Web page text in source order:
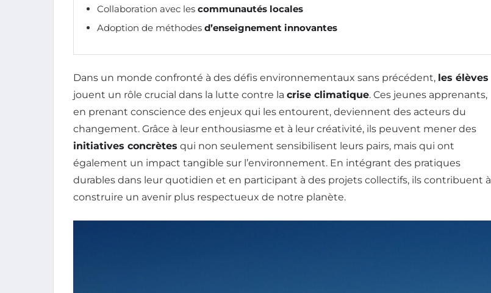
Collaboration avec les communautés locales
Adoption de méthodes d’enseignement innovantes
Dans un monde confronté à des défis environnementaux sans précédent, les élèves
jouent un rôle crucial dans la lutte contre la crise climatique. Ces jeunes apprenants,
en prenant conscience des enjeux qui les entourent, deviennent des acteurs du
changement. Grâce à leur enthousiasme et à leur créativité, ils peuvent mener des
initiatives concrètes qui non seulement sensibilisent leurs pairs, mais qui ont
également un impact tangible sur l’environnement. En intégrant des pratiques
durables dans leur quotidien et en participant à des projets collectifs, ils contribuent à
construire un avenir plus respectueux de notre planète.